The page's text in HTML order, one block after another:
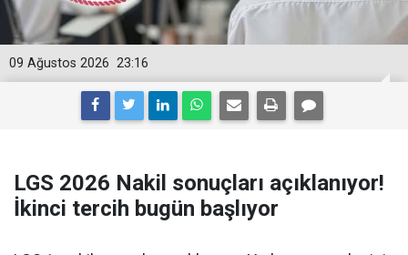
23:16
09 Ağustos 2026
LGS 2026 Nakil sonuçları açıklanıyor!
İkinci tercih bugün başlıyor